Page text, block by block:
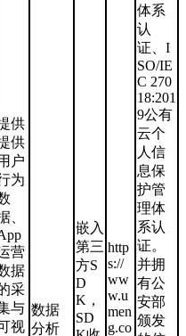
供
供
户
为
、
营
据
采
与
视
数据
分析
嵌入
第三
方S
D
K，
SD
http
s://
ww
w.u
men
g.co
体系
认
证、I
SO/IE
C 270
18:201
9公有
云个
人信
息保
护管
理体
系认
证。
并拥
有公
安部
颁发